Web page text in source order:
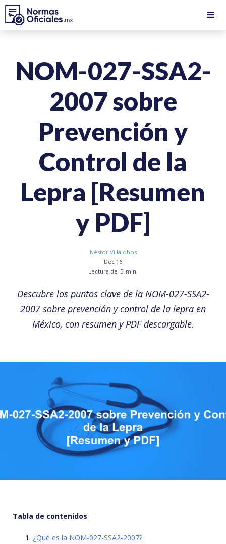
NOM-027-SSA2-
2007 sobre
Prevención y
Control de la
Lepra [Resumen
y PDF]
Néstor Villalobos
Dec 16
Lectura de 5 min.
Descubre los puntos clave de la NOM-027-SSA2-
2007 sobre prevención y control de la lepra en
México, con resumen y PDF descargable.
Tabla de contenidos
¿Qué es la NOM-027-SSA2-2007?